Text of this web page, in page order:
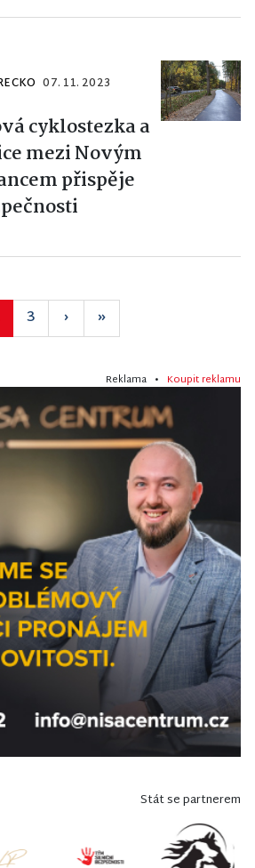
07. 11. 2023
cyklostezka a
mezi Novým
přispěje
3 › »
Reklama • Koupit reklamu
Stát se partnerem